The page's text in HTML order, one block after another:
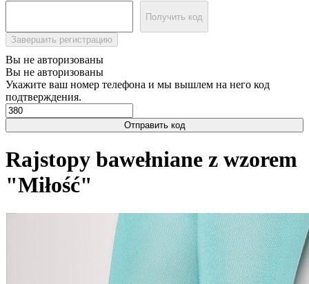
Получить код
Завершить регистрацию
Вы не авторизованы
Вы не авторизованы
Укажите ваш номер телефона и мы вышлем на него код
подтверждения.
Отправить код
Rajstopy bawełniane z wzorem
"Miłość"